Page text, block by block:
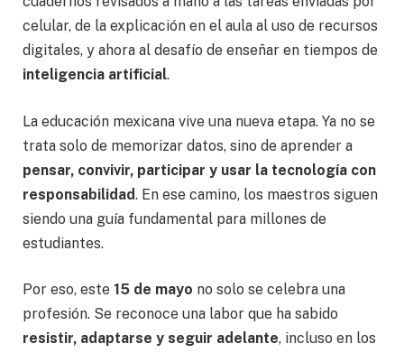
celular, de la explicación en el aula al uso de recursos
digitales, y ahora al desafío de enseñar en tiempos de
inteligencia artificial.
La educación mexicana vive una nueva etapa. Ya no se
trata solo de memorizar datos, sino de aprender a
pensar, convivir, participar y usar la tecnología con
responsabilidad. En ese camino, los maestros siguen
siendo una guía fundamental para millones de
estudiantes.
Por eso, este 15 de mayo no solo se celebra una
profesión. Se reconoce una labor que ha sabido
resistir, adaptarse y seguir adelante, incluso en los